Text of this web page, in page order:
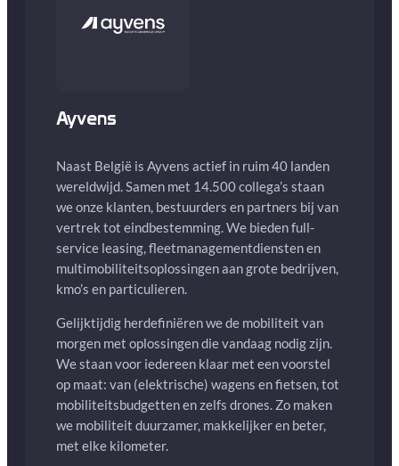
Ayvens
Naast België is Ayvens actief in ruim 40 landen
wereldwijd. Samen met 14.500 collega’s staan
we onze klanten, bestuurders en partners bij van
vertrek tot eindbestemming. We bieden full-
service leasing, fleetmanagementdiensten en
multimobiliteitsoplossingen aan grote bedrijven,
kmo’s en particulieren.
Gelijktijdig herdefiniëren we de mobiliteit van
morgen met oplossingen die vandaag nodig zijn.
We staan voor iedereen klaar met een voorstel
op maat: van (elektrische) wagens en fietsen, tot
mobiliteitsbudgetten en zelfs drones. Zo maken
we mobiliteit duurzamer, makkelijker en beter,
met elke kilometer.